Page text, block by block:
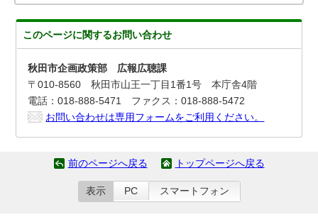
このページに関するお問い合わせ
秋田市企画政策部 広報広聴課
〒010-8560 秋田市山王一丁目1番1号 本庁舎4階
電話：018-888-5471 ファクス：018-888-5472
お問い合わせは専用フォームをご利用ください。
前のページへ戻る トップページへ戻る
表示 PC スマートフォン